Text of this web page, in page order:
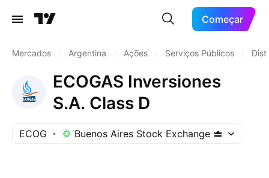
Começar
Mercados Argentina Ações Serviços Públicos
ECOGAS Inversiones
S.A. Class D
ECOG Buenos Aires Stock Exchange